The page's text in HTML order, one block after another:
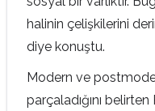
halinin çelişkilerini
diye konuştu.
Modern ve
parçaladığını belirten